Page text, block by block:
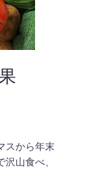
スから年末
山食べ、